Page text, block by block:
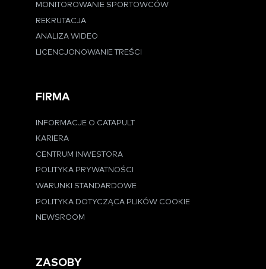
MONITOROWANIE SPORTOWCÓW
REKRUTACJA
ANALIZA WIDEO
LICENCJONOWANIE TREŚCI
FIRMA
INFORMACJE O CATAPULT
KARIERA
CENTRUM INWESTORA
POLITYKA PRYWATNOŚCI
WARUNKI STANDARDOWE
POLITYKA DOTYCZĄCA PLIKÓW COOKIE
NEWSROOM
ZASOBY